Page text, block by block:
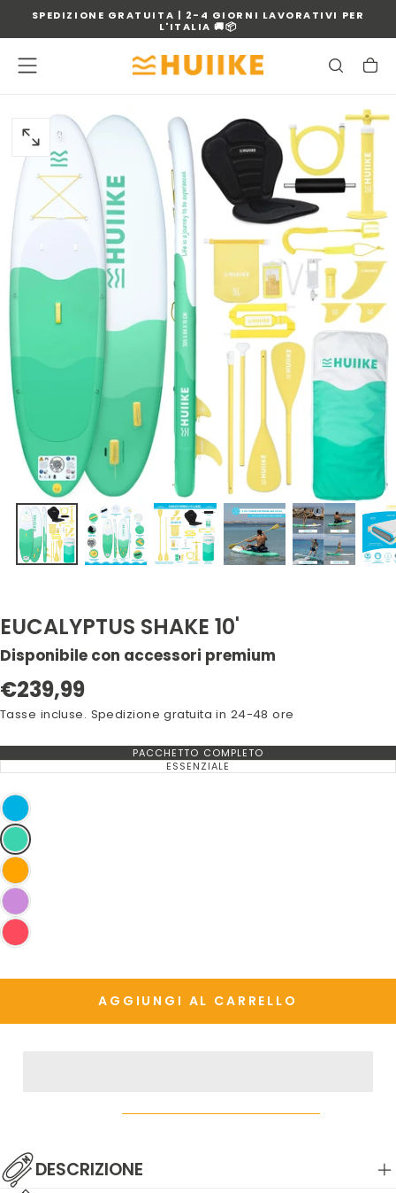
VAI
SPEDIZIONE GRATUITA | 2-4 GIORNI LAVORATIVI PER
L'ITALIA 🚚📦
APRIRE
IL
MEDIA
MODALE
EUCALYPTUS SHAKE 10'
Disponibile con accessori premium
Prezzo
normale
€239,99
Tasse incluse. Spedizione gratuita in 24-48 ore
PACCHETTO COMPLETO
VARIANTE
ESAURITA
O
ESSENZIALE
VARIANTE
AGGIUNGI AL CARRELLO
DESCRIZIONE